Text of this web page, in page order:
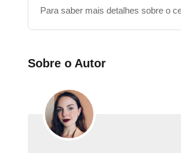
Para saber mais detalhes sobre o
Sobre o Autor